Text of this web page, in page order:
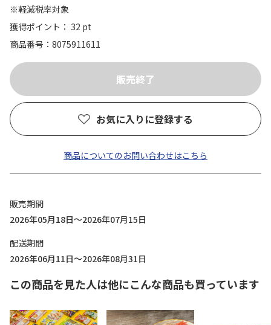
※軽減税率対象
獲得ポイント： 32 pt
商品番号
8075911611
お気に入りに登録する
商品についてのお問い合わせはこちら
販売期間
2026年05月18日～2026年07月15日
配送期間
2026年06月11日～2026年08月31日
この商品を見た人は他にこんな商品も買っています